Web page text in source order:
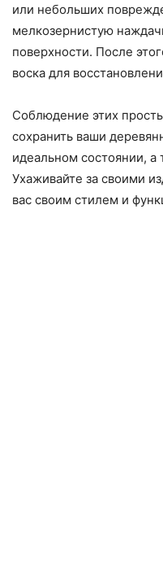
или небольших
мелкозернистую
поверхности. После
воска для
Соблюдение этих
сохранить ваши
идеальном состоянии,
Ухаживайте за своими
вас своим стилем и